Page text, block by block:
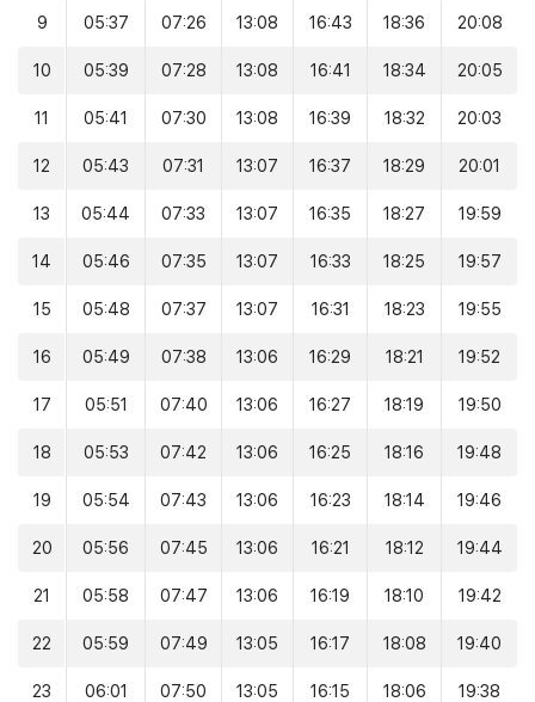
9 05:37 07:26 13:08 16:43 18:36 20:08
10 05:39 07:28 13:08 16:41 18:34 20:05
11 05:41 07:30 13:08 16:39 18:32 20:03
12 05:43 07:31 13:07 16:37 18:29 20:01
13 05:44 07:33 13:07 16:35 18:27 19:59
14 05:46 07:35 13:07 16:33 18:25 19:57
15 05:48 07:37 13:07 16:31 18:23 19:55
16 05:49 07:38 13:06 16:29 18:21 19:52
17 05:51 07:40 13:06 16:27 18:19 19:50
18 05:53 07:42 13:06 16:25 18:16 19:48
19 05:54 07:43 13:06 16:23 18:14 19:46
20 05:56 07:45 13:06 16:21 18:12 19:44
21 05:58 07:47 13:06 16:19 18:10 19:42
22 05:59 07:49 13:05 16:17 18:08 19:40
23 06:01 07:50 13:05 16:15 18:06 19:38